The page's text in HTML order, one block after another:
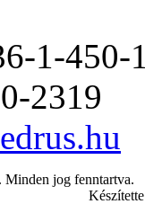
1-450-
2319
jog fenntartva.